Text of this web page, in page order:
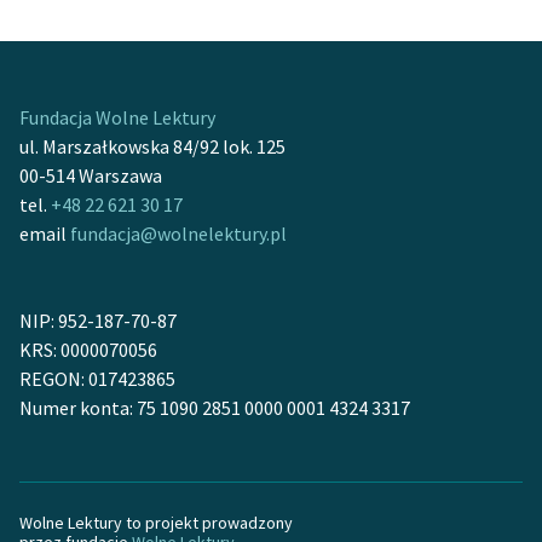
Fundacja Wolne Lektury
ul. Marszałkowska 84/92 lok. 125
00-514 Warszawa
tel. +48 22 621 30 17
email fundacja@wolnelektury.pl
NIP: 952-187-70-87
KRS: 0000070056
REGON: 017423865
Numer konta: 75 1090 2851 0000 0001 4324 3317
Wolne Lektury to projekt prowadzony